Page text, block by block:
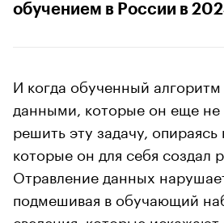
обучением в России в
И когда обученный алгоритм
данными, которые он еще
решить эту задачу, опираясь
которые он для себя создал
Отравление данных
подмешивая в обучающий